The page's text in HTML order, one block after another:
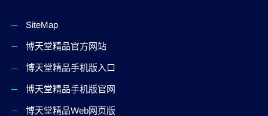
SiteMap
博天堂精品官方网站
博天堂精品手机版入口
博天堂精品手机版官网
博天堂精品Web网页版